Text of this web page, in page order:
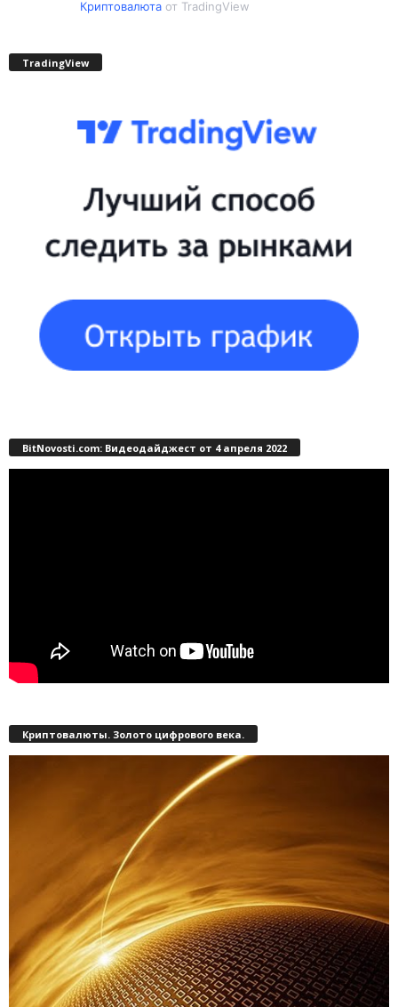
Криптовалютаот TradingView
TradingView
BitNovosti.com: Видеодайджест от 4 апреля 2022
Криптовалюты. Золото цифрового века.